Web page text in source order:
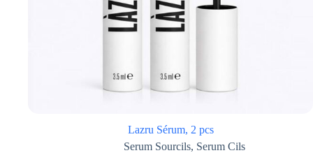
Lazru Sérum, 2 pcs
Serum Sourcils, Serum Cils